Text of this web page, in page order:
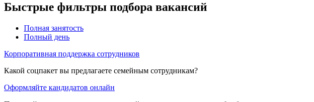
Быстрые фильтры подбора вакансий
Полная занятость
Полный день
Корпоративная поддержка сотрудников
Какой соцпакет вы предлагаете семейным сотрудникам?
Оформляйте кандидатов онлайн